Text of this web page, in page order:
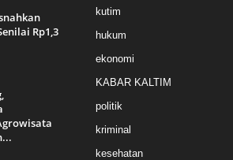
Rp1,3
kutim
hukum
ekonomi
KABAR KALTIM
politik
kriminal
kesehatan